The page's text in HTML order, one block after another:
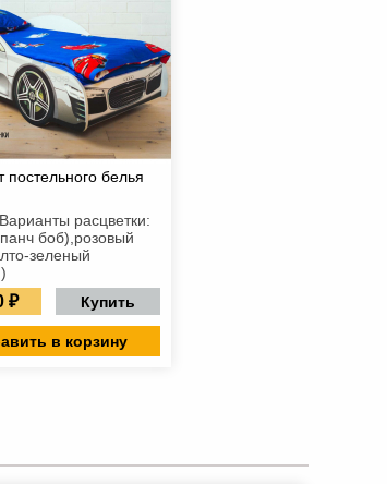
постельного белья
расцветки:
боб),розовый
зеленый
₽ Купить
в корзину